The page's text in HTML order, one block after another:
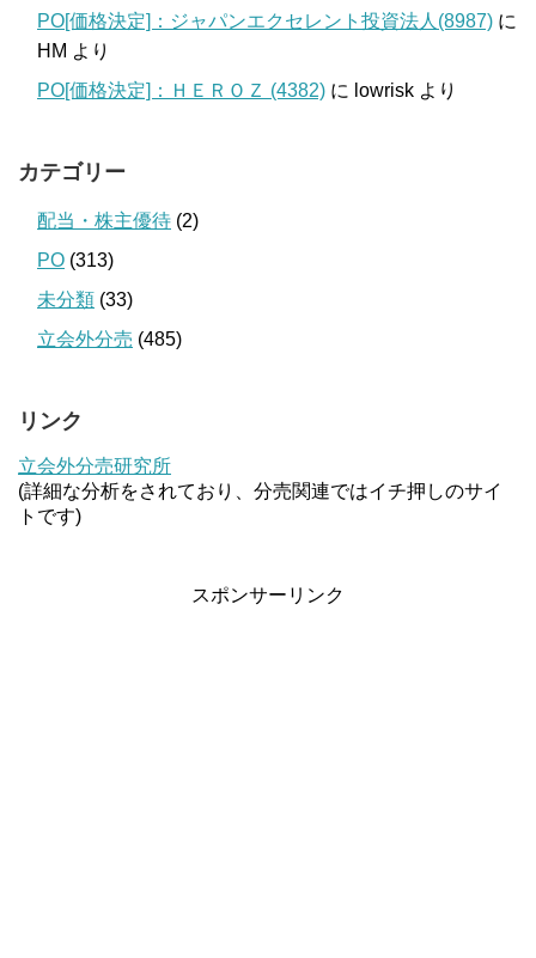
PO[価格決定]：ジャパンエクセレント投資法人(8987) に
HM より
PO[価格決定]：ＨＥＲＯＺ (4382) に lowrisk より
カテゴリー
配当・株主優待 (2)
PO (313)
未分類 (33)
立会外分売 (485)
リンク
立会外分売研究所
(詳細な分析をされており、分売関連ではイチ押しのサイ
トです)
スポンサーリンク